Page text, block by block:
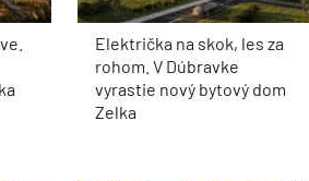
Električka na skok, les za
rohom. V Dúbravke
vyrastie nový bytový dom
Zelka